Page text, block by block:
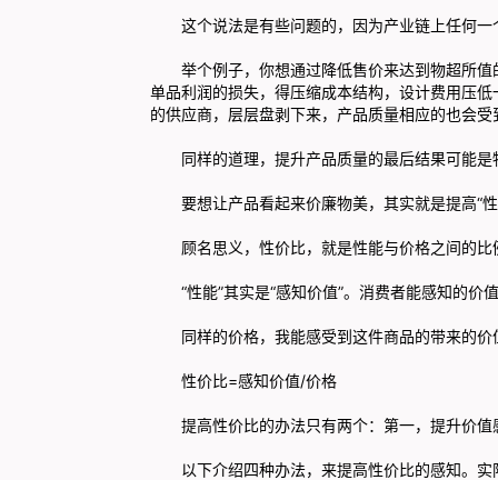
这个说法是有些问题的，因为产业链上任何
举个例子，你想通过降低售价来达到物超所
单品利润的损失，得压缩成本结构，设计费用压
的供应商，层层盘剥下来，产品质量相应的也会
同样的道理，提升产品质量的最后结果可能是
要想让产品看起来价廉物美，其实就是提高“
顾名思义，性价比，就是性能与价格之间的比
“性能”其实是“感知价值”。消费者能感知的价
同样的价格，我能感受到这件商品的带来的
性价比=感知价值/价格
提高性价比的办法只有两个：第一，提升价
以下介绍四种办法，来提高性价比的感知。